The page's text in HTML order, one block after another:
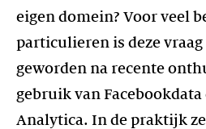
eigen domein? Voor veel
particulieren is deze
geworden na recente
gebruik van
Analytica. In de praktijk